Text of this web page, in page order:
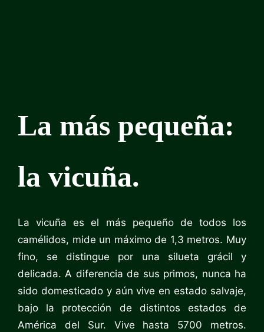
La más pequeña:
la vicuña.
La vicuña es el más pequeño de todos los
camélidos, mide un máximo de 1,3 metros. Muy
fino, se distingue por una silueta grácil y
delicada. A diferencia de sus primos, nunca ha
sido domesticado y aún vive en estado salvaje,
bajo la protección de distintos estados de
América del Sur. Vive hasta 5700 metros.